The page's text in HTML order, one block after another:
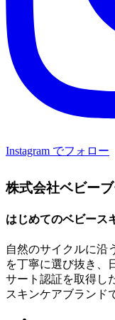
Instagram でフォロー
株式会社ベビー
はじめてのベビース
自然のサイクルに沿
を丁寧に選び抜き、
サート認証を取得し
スキンケアブランド